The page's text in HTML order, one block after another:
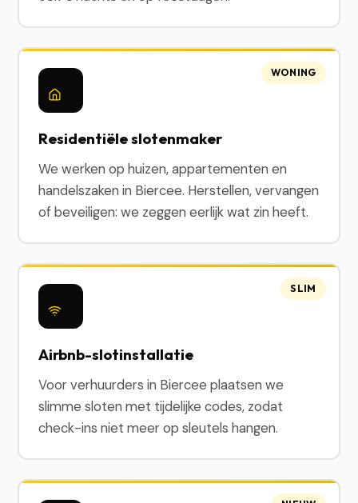
Residentiële slotenmaker
We werken op huizen, appartementen en
handelszaken in Biercee. Herstellen, vervangen
of beveiligen: we zeggen eerlijk wat zin heeft.
WONING
Airbnb-slotinstallatie
Voor verhuurders in Biercee plaatsen we
slimme sloten met tijdelijke codes, zodat
check-ins niet meer op sleutels hangen.
SLIM